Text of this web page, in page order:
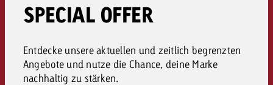
SPECIAL OFFER
Entdecke unsere aktuellen und zeitlich begrenzten
Angebote und nutze die Chance, deine Marke
nachhaltig zu stärken.